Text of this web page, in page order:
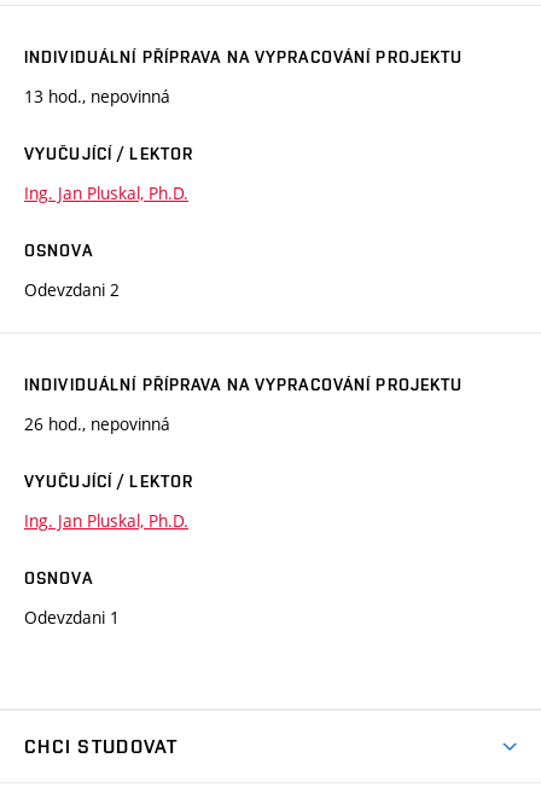
INDIVIDUÁLNÍ PŘÍPRAVA NA VYPRACOVÁNÍ PROJEKTU
13 hod., nepovinná
VYUČUJÍCÍ / LEKTOR
Ing. Jan Pluskal, Ph.D.
OSNOVA
Odevzdani 2
INDIVIDUÁLNÍ PŘÍPRAVA NA VYPRACOVÁNÍ PROJEKTU
26 hod., nepovinná
VYUČUJÍCÍ / LEKTOR
Ing. Jan Pluskal, Ph.D.
OSNOVA
Odevzdani 1
CHCI STUDOVAT